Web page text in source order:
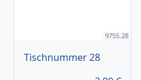
9755.28
Tischnummer 28